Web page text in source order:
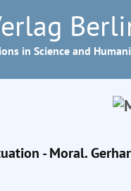
in Science and
- Moral.